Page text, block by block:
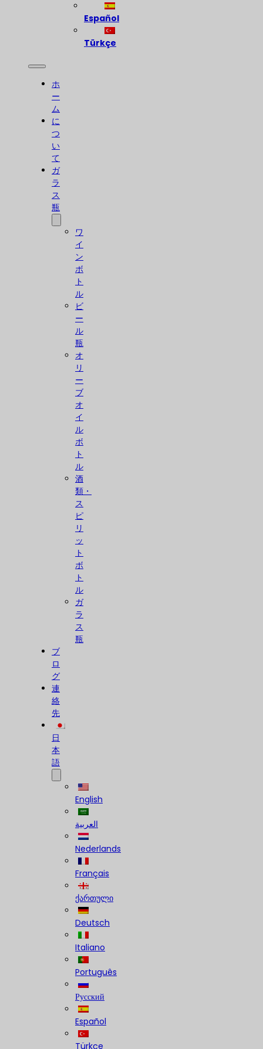
Español
Türkçe
ホ
ー
ム
に
つ
い
て
ガ
ラ
ス
瓶
ワ
イ
ン
ボ
ト
ル
ビ
ー
ル
瓶
オ
リ
ー
ブ
オ
イ
ル
ボ
ト
ル
酒
類・
ス
ピ
リ
ッ
ト
ボ
ト
ル
ガ
ラ
ス
瓶
ブ
ロ
グ
連
絡
先
日
本
語
English
العربية
Nederlands
Français
ქართული
Deutsch
Italiano
Português
Русский
Español
Türkçe